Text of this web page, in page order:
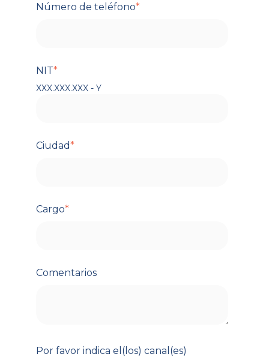
Número de teléfono*
NIT*
XXX.XXX.XXX - Y
Ciudad*
Cargo*
Comentarios
Por favor indica el(los) canal(es)